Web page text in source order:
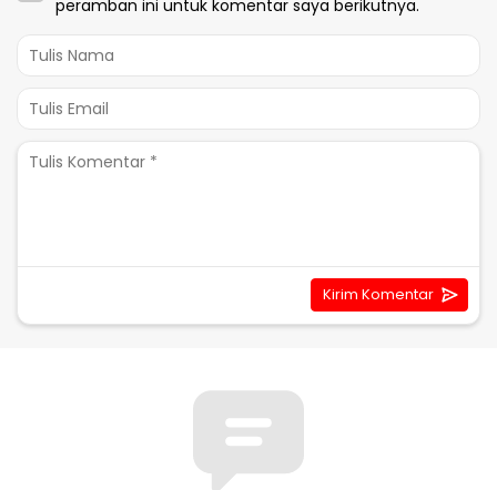
peramban ini untuk komentar saya berikutnya.